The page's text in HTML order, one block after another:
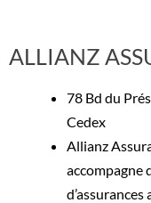
ALLIANZ
78 Bd du
Cedex
Allianz
accompagne